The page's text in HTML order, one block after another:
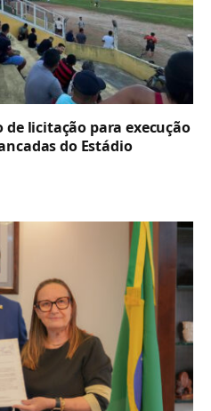
licitação para execução
do Estádio